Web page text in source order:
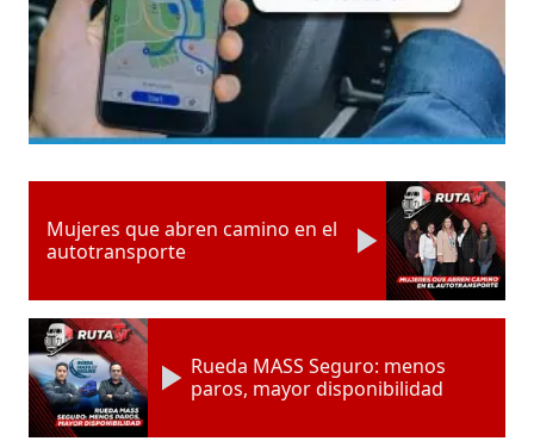
Mujeres que abren camino en el
autotransporte
Rueda MASS Seguro: menos
paros, mayor disponibilidad